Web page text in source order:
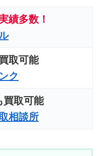
績多数！
取可能
ク
買取可能
相談所